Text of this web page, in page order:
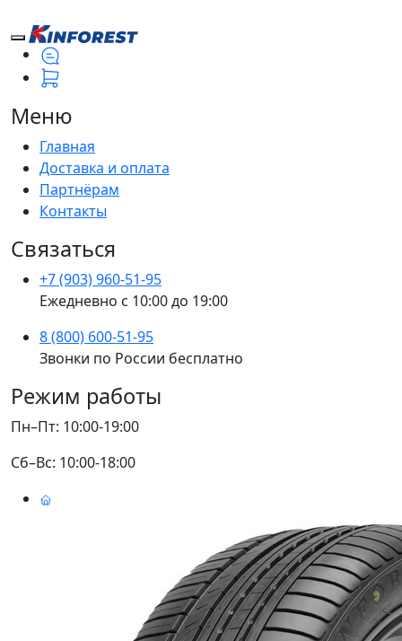
Меню
Главная
Доставка и оплата
Партнёрам
Контакты
Связаться
+7 (903) 960-51-95
Ежедневно с 10:00 до 19:00
8 (800) 600-51-95
Звонки по России бесплатно
Режим работы
Пн–Пт: 10:00-19:00
Сб–Вс: 10:00-18:00